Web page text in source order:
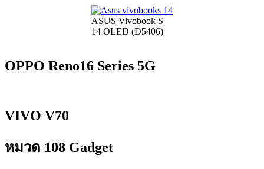
ASUS Vivobook S
14 OLED (D5406)
OPPO Reno16 Series 5G
VIVO V70
หมวด 108 Gadget